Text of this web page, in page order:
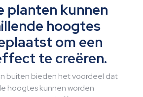
planten kunnen
hoogtes
om een
te creëren.
buiten bieden het voordeel dat
hoogtes kunnen worden